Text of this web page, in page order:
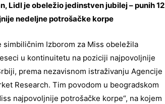
Lidl je obeležio jedinstven jubilej – punih 12
nedeljne potrošačke korpe
simbiličnim Izborom za Miss obeležila
u kontinuitetu na poziciji najpovoljnije
prema nezavisnom istraživanju Agencije
Research. Tim povodom u beogradskom
najpovoljnije potrošačke korpe“, na kojem